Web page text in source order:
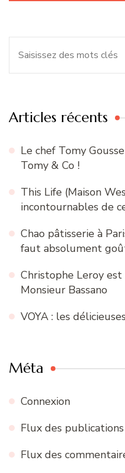
Articles récents
Le chef Tomy
Tomy & Co !
This Life (Maison
incontournables de
Chao pâtisserie à
faut absolument
Christophe Leroy
Monsieur Bassano
VOYA : les
Méta
Connexion
Flux des publications
Flux des